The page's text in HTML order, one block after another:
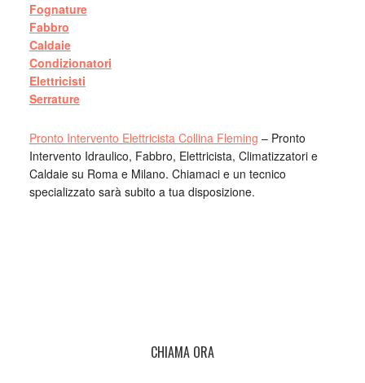
Fognature
Fabbro
Caldaie
Condizionatori
Elettricisti
Serrature
Pronto Intervento Elettricista Collina Fleming – Pronto
Intervento Idraulico, Fabbro, Elettricista, Climatizzatori e
Caldaie su Roma e Milano. Chiamaci e un tecnico
specializzato sarà subito a tua disposizione.
CHIAMA ORA